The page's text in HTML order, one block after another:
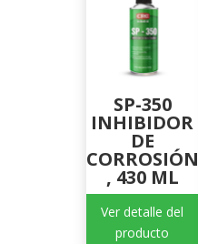
SP-350
INHIBIDOR
DE
CORROSIÓN
, 430 ML
Ver detalle del
producto